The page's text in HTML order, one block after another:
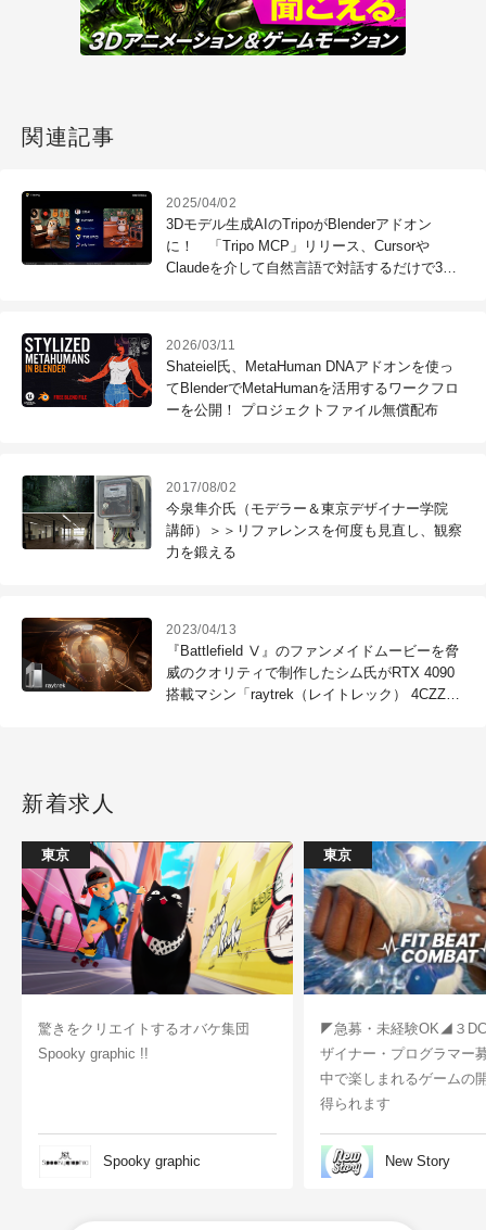
関連記事
2025/04/02
3Dモデル生成AIのTripoがBlenderアドオン
に！ 「Tripo MCP」リリース、Cursorや
Claudeを介して自然言語で対話するだけで3D
2026/03/11
Shateiel氏、MetaHuman DNAアドオンを使っ
てBlenderでMetaHumanを活用するワークフロ
ーを公開！ プロジェクトファイル無償配布
2017/08/02
今泉隼介氏（モデラー＆東京デザイナー学院
講師）＞＞リファレンスを何度も見直し、観察
力を鍛える
2023/04/13
『Battlefield Ⅴ』のファンメイドムービーを脅
威のクオリティで制作したシム氏がRTX 4090
搭載マシン「raytrek（レイトレック） 4CZZ」
新着求人
東京
驚きをクリエイトするオバケ集団
Spooky graphic !!
Spooky graphic
東京
◤急募・未経験OK◢３
ザイナー・プログラマー
中で楽しまれるゲームの
得られます
New Story